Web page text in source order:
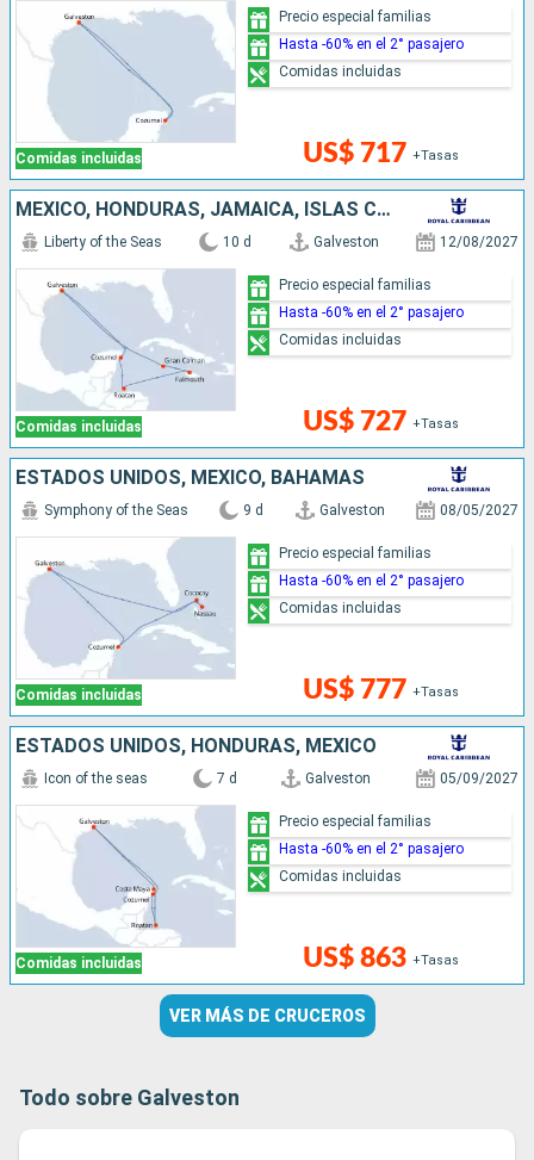
Comidas incluidas US$ 717 +Tasas
Precio especial familias
Hasta -60% en el 2° pasajero
Comidas incluidas
MÉXICO, HONDURAS, JAMAICA, ISLAS CAIMÁN, ESTADOS UNIDOS
Comidas incluidas
Liberty of the Seas 10 d Galveston 12/08/2027
US$ 727 +Tasas
Precio especial familias
Hasta -60% en el 2° pasajero
Comidas incluidas
ESTADOS UNIDOS, MÉXICO, BAHAMAS
Comidas incluidas
Symphony of the Seas 9 d Galveston 08/05/2027
US$ 777 +Tasas
Precio especial familias
Hasta -60% en el 2° pasajero
Comidas incluidas
ESTADOS UNIDOS, HONDURAS, MÉXICO
Comidas incluidas
Icon of the seas 7 d Galveston 05/09/2027
US$ 863 +Tasas
Precio especial familias
Hasta -60% en el 2° pasajero
Comidas incluidas
VER MÁS DE CRUCEROS
Todo sobre Galveston